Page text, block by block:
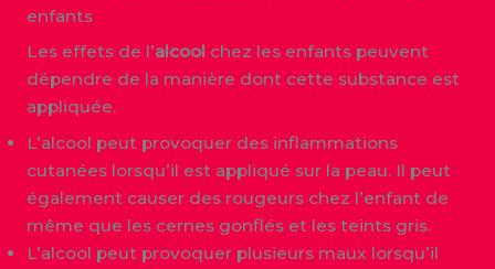
enfants
Les effets de l’alcool chez les enfants peuvent
dépendre de la manière dont cette substance est
appliquée.
L’alcool peut provoquer des inflammations
cutanées lorsqu’il est appliqué sur la peau. Il peut
également causer des rougeurs chez l’enfant de
même que les cernes gonflés et les teints gris.
L’alcool peut provoquer plusieurs maux lorsqu’il